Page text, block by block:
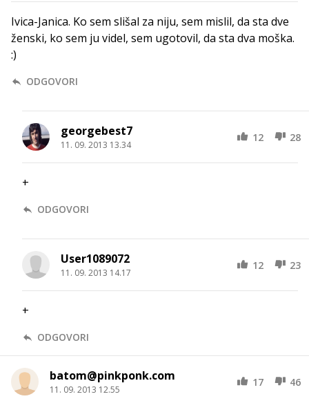
Ivica-Janica. Ko sem slišal za niju, sem mislil, da sta dve
ženski, ko sem ju videl, sem ugotovil, da sta dva moška.
:)
ODGOVORI
georgebest7
11. 09. 2013 13.34
12 28
+
ODGOVORI
User1089072
11. 09. 2013 14.17
12 23
+
ODGOVORI
batom@pinkponk.com
11. 09. 2013 12.55
17 46